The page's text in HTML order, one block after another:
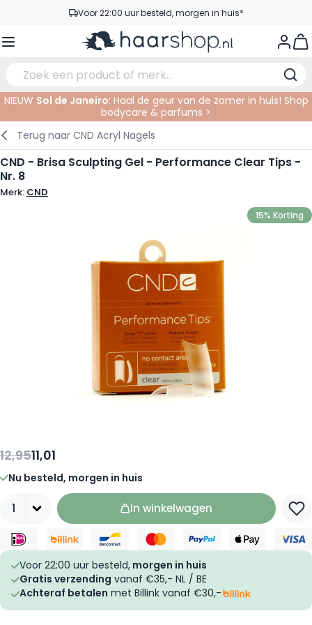
Ga naar de inhoud
Service & Contact
Verzorging
Haarstyling
Haarkleuringen
Gezichtsverzorging
Lichaamsverzorging
Tanning
Wenkbrauwen
Ogen
Lippen
Nagelproducten
Nagel Accessoires
Haarproducten
Scheerproducten
Baardproducten
Elektrisch
Scheren
Knipbenodigdheden
In de Salon
Knippen
Kleuren
NIEUW Sol de Janeiro: Haal de geur van de zomer in huis! Shop
bodycare & parfums >
Terug naar CND Acryl Nagels
CND - Brisa Sculpting Gel - Performance Clear Tips -
Nr. 8
Merk: CND
15% Korting
12,9511,01
Nu besteld, morgen in huis
In winkelwagen
Voor 22:00 uur besteld, morgen in huis
Gratis verzending vanaf €35,- NL / BE
Achteraf betalen met Billink vanaf €30,-